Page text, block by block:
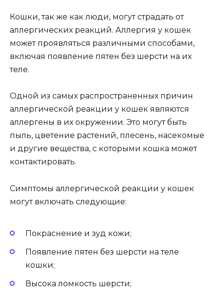
Кошки, так же как люди, могут страдать от
аллергических реакций. Аллергия у кошек
может проявляться различными способами,
включая появление пятен без шерсти на их
теле.
Одной из самых распространенных причин
аллергической реакции у кошек являются
аллергены в их окружении. Это могут быть
пыль, цветение растений, плесень, насекомые
и другие вещества, с которыми кошка может
контактировать.
Симптомы аллергической реакции у кошек
могут включать следующие:
Покраснение и зуд кожи;
Появление пятен без шерсти на теле
кошки;
Высока ломкость шерсти;